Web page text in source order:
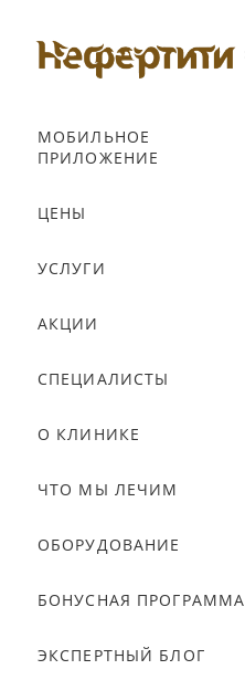
МОБИЛЬНОЕ
ПРИЛОЖЕНИЕ
ЦЕНЫ
УСЛУГИ
АКЦИИ
СПЕЦИАЛИСТЫ
О КЛИНИКЕ
ЧТО МЫ ЛЕЧИМ
ОБОРУДОВАНИЕ
БОНУСНАЯ ПРОГРАММА
ЭКСПЕРТНЫЙ БЛОГ